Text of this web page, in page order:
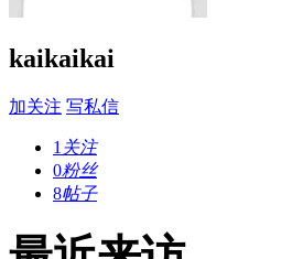
kaikaikai
加关注 写私信
1 关注
0粉丝
8帖子